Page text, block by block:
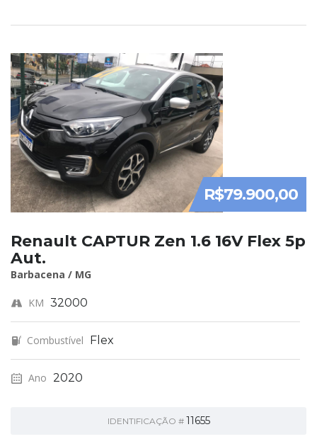
R$79.900,00
Renault CAPTUR Zen 1.6 16V Flex 5p
Aut.
Barbacena / MG
KM 32000
Combustível Flex
Ano 2020
IDENTIFICAÇÃO # 11655